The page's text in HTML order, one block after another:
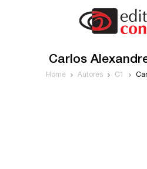
Carlos
Home Autores C1